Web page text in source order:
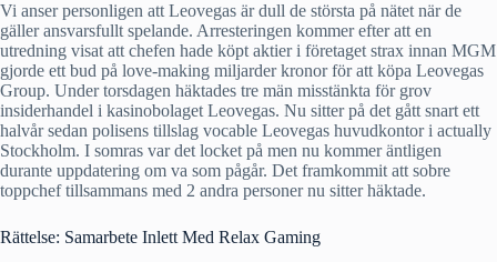
Vi anser personligen att Leovegas är dull de största på nätet när de
gäller ansvarsfullt spelande. Arresteringen kommer efter att en
utredning visat att chefen hade köpt aktier i företaget strax innan MGM
gjorde ett bud på love-making miljarder kronor för att köpa Leovegas
Group. Under torsdagen häktades tre män misstänkta för grov
insiderhandel i kasinobolaget Leovegas. Nu sitter på det gått snart ett
halvår sedan polisens tillslag vocable Leovegas huvudkontor i actually
Stockholm. I somras var det locket på men nu kommer äntligen
durante uppdatering om va som pågår. Det framkommit att sobre
toppchef tillsammans med 2 andra personer nu sitter häktade.
Rättelse: Samarbete Inlett Med Relax Gaming